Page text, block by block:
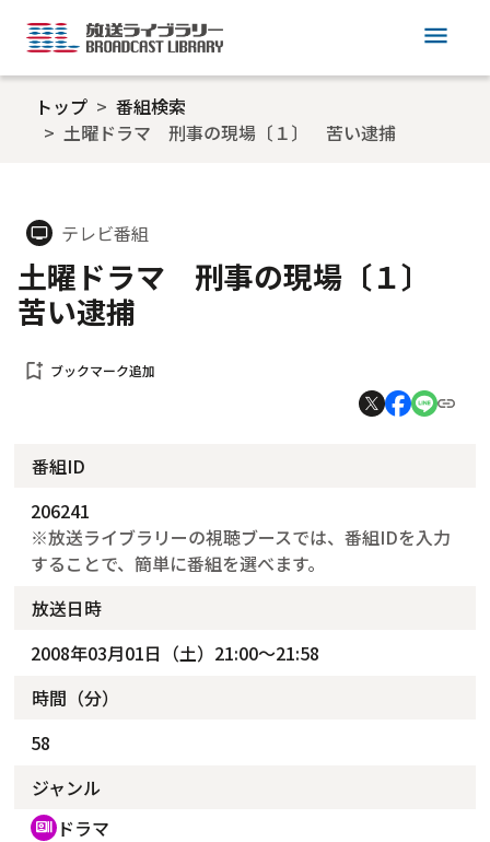
menu
トップ
番組検索
土曜ドラマ 刑事の現場〔１〕 苦い逮捕
tv テレビ番組
土曜ドラマ 刑事の現場〔１〕
苦い逮捕
bookmark_add ブックマーク追加
番組ID
206241
※放送ライブラリーの視聴ブースでは、番組IDを入力
することで、簡単に番組を選べます。
放送日時
2008年03月01日（土）21:00～21:58
時間（分）
58
ジャンル
recent_actors ドラマ